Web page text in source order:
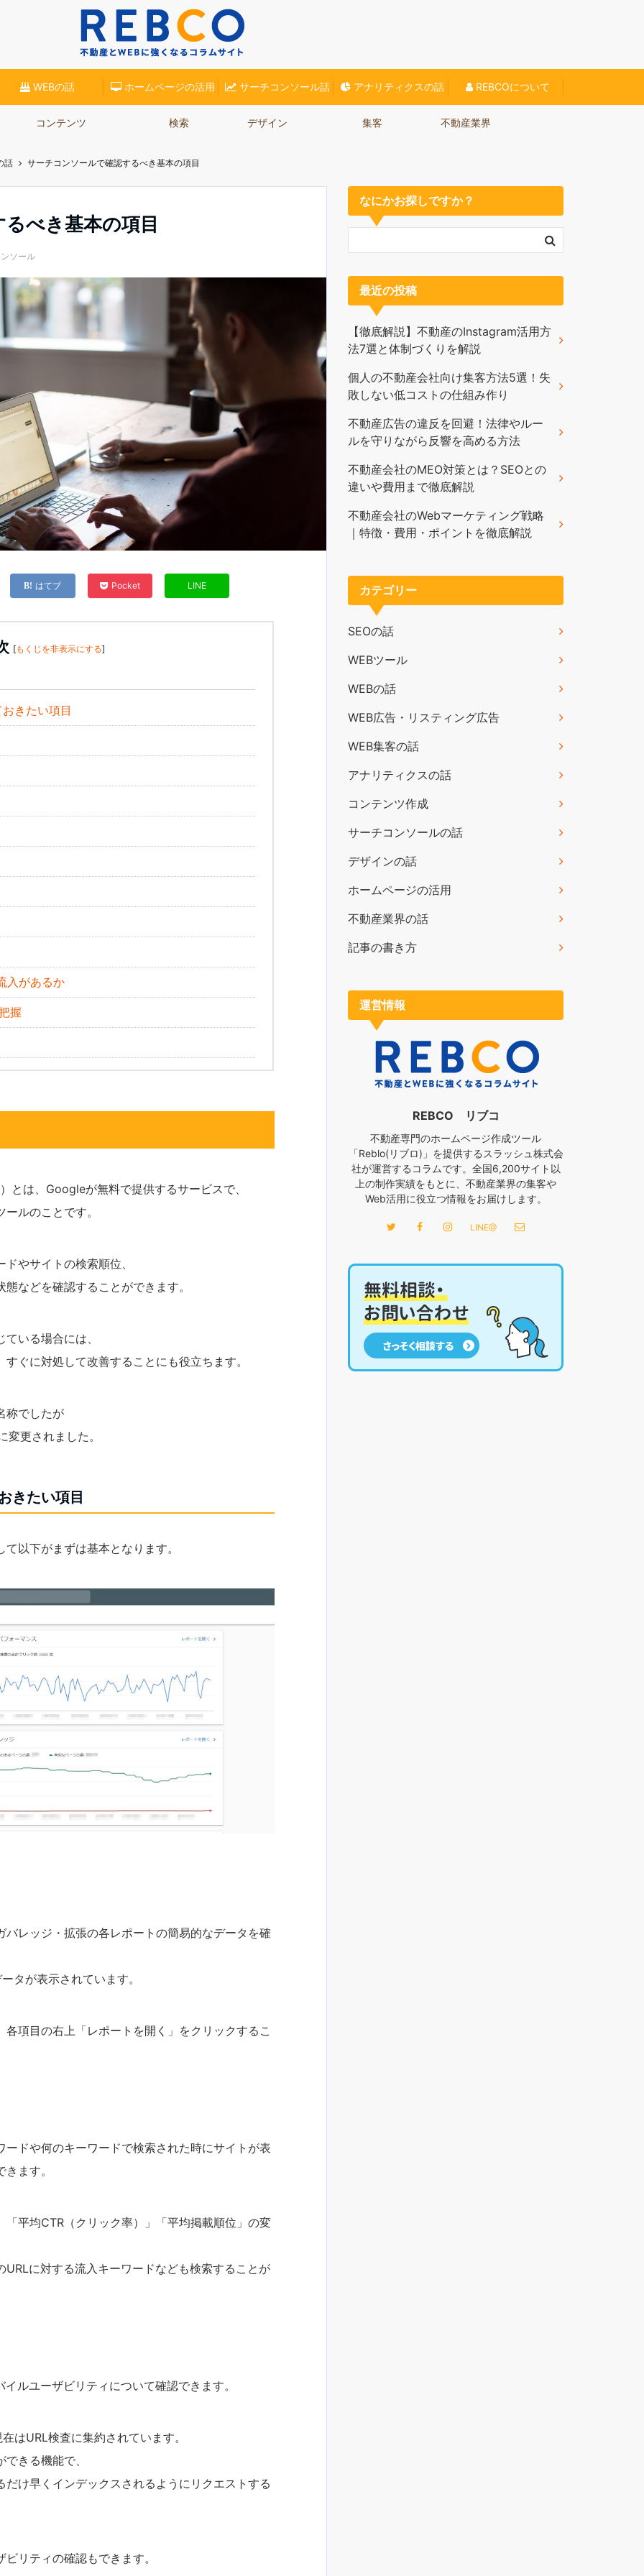
WEBの話 ホームページの活用 サーチコンソール話 アナリティクスの話 REBCOについて
コンテンツ 検索 デザイン 集客 不動産業界
話 サーチコンソールで確認するべき基本の項目
べき基本の項目
ソール
はてブ Pocket LINE
[もくじを非表示にする]
きたい項目
入があるか
握
とは、Googleが無料で提供するサービスで、
ルのことです。
やサイトの検索順位、
などを確認することができます。
いる場合には、
ぐに対処して改善することにも役立ちます。
称でしたが
更されました。
きたい項目
以下がまずは基本となります。
レッジ・拡張の各レポートの簡易的なデータを確
タが表示されています。
項目の右上「レポートを開く」をクリックするこ
ドや何のキーワードで検索された時にサイトが表
ます。
平均CTR（クリック率）」「平均掲載順位」の変
に対する流入キーワードなども検索することが
ルユーザビリティについて確認できます。
はURL検査に集約されています。
きる機能で、
け早くインデックスされるようにリクエストする
リティの確認もできます。
なにかお探しですか？
最近の投稿
【徹底解説】不動産のInstagram活用方
法7選と体制づくりを解説
個人の不動産会社向け集客方法5選！失
敗しない低コストの仕組み作り
不動産広告の違反を回避！法律やルー
ルを守りながら反響を高める方法
不動産会社のMEO対策とは？SEOとの
違いや費用まで徹底解説
不動産会社のWebマーケティング戦略
｜特徴・費用・ポイントを徹底解説
カテゴリー
SEOの話
WEBツール
WEBの話
WEB広告・リスティング広告
WEB集客の話
アナリティクスの話
コンテンツ作成
サーチコンソールの話
デザインの話
ホームページの活用
不動産業界の話
記事の書き方
運営情報
REBCO リブコ
不動産専門のホームページ作成ツール
「Reblo(リブロ)」を提供するスラッシュ株式会
社が運営するコラムです。全国6,200サイト以
上の制作実績をもとに、不動産業界の集客や
Web活用に役立つ情報をお届けします。
LINE@